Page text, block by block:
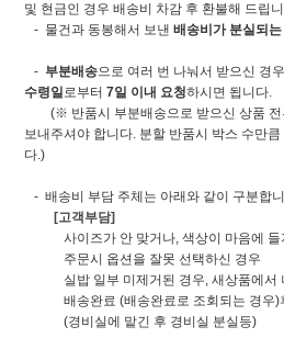
및 현금인 경우 배송비 차감 후 환불해 드립
- 물건과 동봉해서 보낸 배송비가 분실되
- 부분배송으로 여러 번 나눠서 받으신 경
수령일로부터 7일 이내 요청하시면 됩니다.
(※ 반품시 부분배송으로 받으신 상품 전
보내주셔야 합니다. 분할 반품시 박스 수만
다.)
- 배송비 부담 주체는 아래와 같이 구분합
[고객부담]
사이즈가 안 맞거나, 색상이 마음에 들
주문시 옵션을 잘못 선택하신 경우
실밥 일부 미제거된 경우, 새상품에서
배송완료 (배송완료로 조회되는 경우)
(경비실에 맡긴 후 경비실 분실등)